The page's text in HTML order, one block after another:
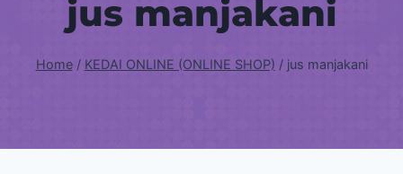
jus manjakani
Home / KEDAI ONLINE (ONLINE SHOP) / jus manjakani